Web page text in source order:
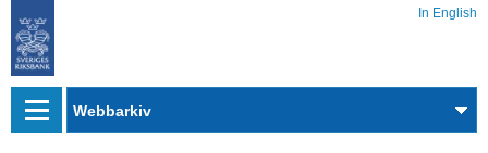
In English
Webbarkiv